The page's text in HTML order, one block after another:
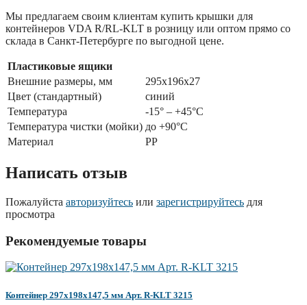
Мы предлагаем своим клиентам купить крышки для
контейнеров VDA R/RL-KLT в розницу или оптом прямо со
склада в Санкт-Петербурге по выгодной цене.
Пластиковые ящики
Внешние размеры, мм
295x196x27
Цвет (стандартный)
синий
Температура
-15° – +45°С
Температура чистки (мойки) до +90°С
Материал
РР
Написать отзыв
Пожалуйста авторизуйтесь или зарегистрируйтесь для
просмотра
Рекомендуемые товары
Контейнер 297х198х147,5 мм Арт. R-KLT 3215